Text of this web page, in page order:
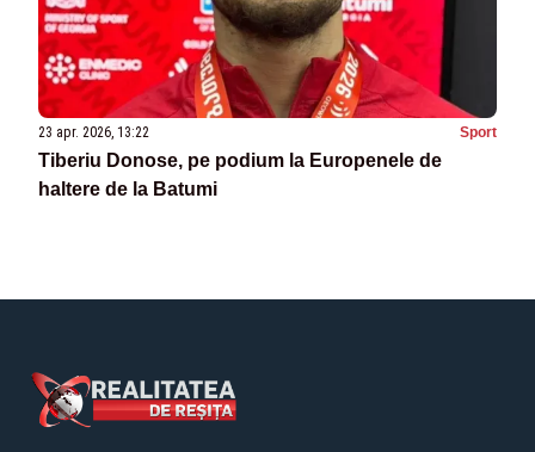
23 apr. 2026, 13:22 Sport
Tiberiu Donose, pe podium la Europenele de
haltere de la Batumi